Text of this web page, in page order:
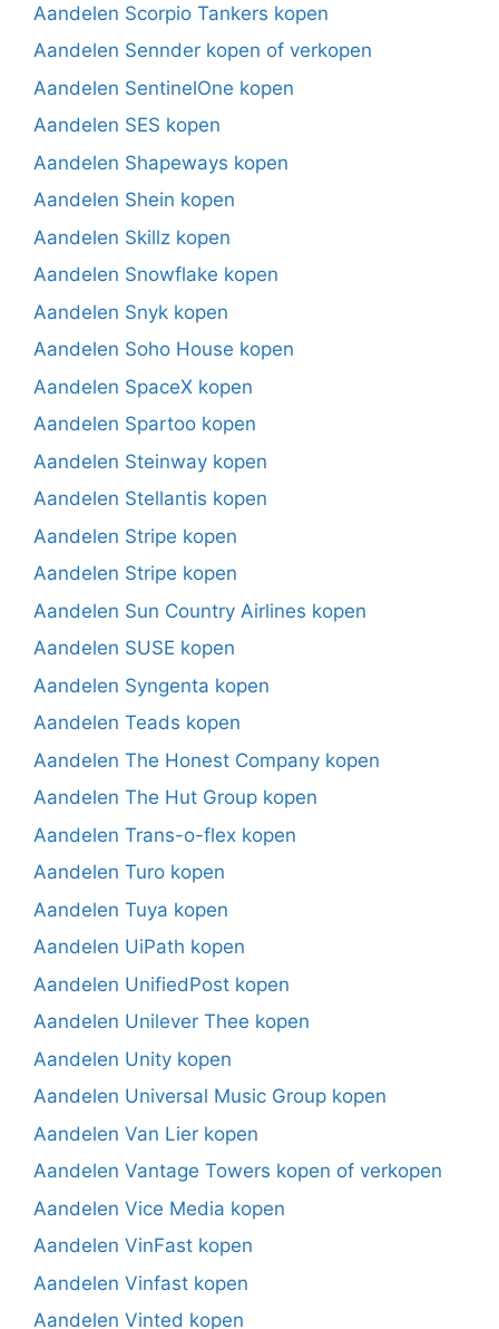
Aandelen Scorpio Tankers kopen
Aandelen Sennder kopen of verkopen
Aandelen SentinelOne kopen
Aandelen SES kopen
Aandelen Shapeways kopen
Aandelen Shein kopen
Aandelen Skillz kopen
Aandelen Snowflake kopen
Aandelen Snyk kopen
Aandelen Soho House kopen
Aandelen SpaceX kopen
Aandelen Spartoo kopen
Aandelen Steinway kopen
Aandelen Stellantis kopen
Aandelen Stripe kopen
Aandelen Stripe kopen
Aandelen Sun Country Airlines kopen
Aandelen SUSE kopen
Aandelen Syngenta kopen
Aandelen Teads kopen
Aandelen The Honest Company kopen
Aandelen The Hut Group kopen
Aandelen Trans-o-flex kopen
Aandelen Turo kopen
Aandelen Tuya kopen
Aandelen UiPath kopen
Aandelen UnifiedPost kopen
Aandelen Unilever Thee kopen
Aandelen Unity kopen
Aandelen Universal Music Group kopen
Aandelen Van Lier kopen
Aandelen Vantage Towers kopen of verkopen
Aandelen Vice Media kopen
Aandelen VinFast kopen
Aandelen Vinfast kopen
Aandelen Vinted kopen